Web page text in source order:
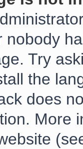
nobody
Try
the
does
More